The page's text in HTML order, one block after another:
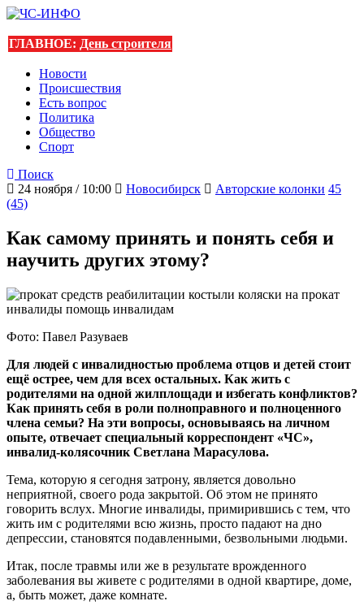
ГЛАВНОЕ: День строителя
Новости
Происшествия
Есть вопрос
Политика
Общество
Спорт
Поиск
24 ноября / 10:00
Новосибирск Авторские колонки 45
(45)
Как самому принять и понять себя и
научить других этому?
Фото: Павел Разуваев
Для людей с инвалидностью проблема отцов и детей стоит
ещё острее, чем для всех остальных. Как жить с
родителями на одной жилплощади и избегать конфликтов?
Как принять себя в роли полноправного и полноценного
члена семьи? На эти вопросы, основываясь на личном
опыте, отвечает специальный корреспондент «ЧС»,
инвалид-колясочник Светлана Марасулова.
Тема, которую я сегодня затрону, является довольно
неприятной, своего рода закрытой. Об этом не принято
говорить вслух. Многие инвалиды, примирившись с тем, что
жить им с родителями всю жизнь, просто падают на дно
депрессии, становятся подавленными, безвольными людьми.
Итак, после травмы или же в результате врожденного
заболевания вы живете с родителями в одной квартире, доме,
а, быть может, даже комнате.